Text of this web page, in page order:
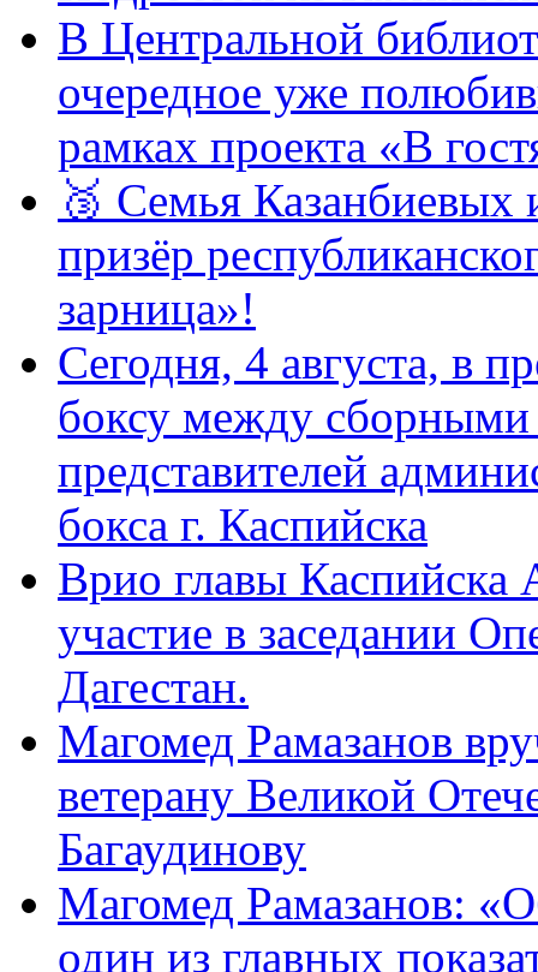
В Центральной
очередное уже
рамках проекта «В
🥉 Семья
призёр
зарница»!
Сегодня, 4 августа, в
боксу между сборными
представителей
бокса г. Каспийска
Врио главы
участие в заседании
Дагестан.
Магомед Рамазанов
ветерану Великой
Багаудинову
Магомед Рамазанов:
один из главных